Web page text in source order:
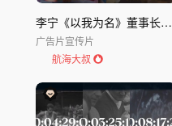
李宁《以我为名》董事长运动故事片
广告片宣传片
航海大叔